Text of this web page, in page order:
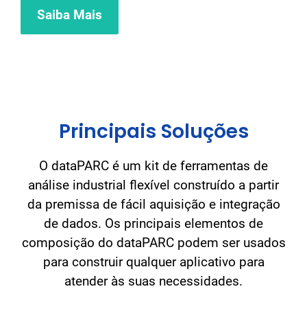
Saiba Mais
Principais Soluções
O dataPARC é um kit de ferramentas de
análise industrial flexível construído a partir
da premissa de fácil aquisição e integração
de dados. Os principais elementos de
composição do dataPARC podem ser usados
para construir qualquer aplicativo para
atender às suas necessidades.